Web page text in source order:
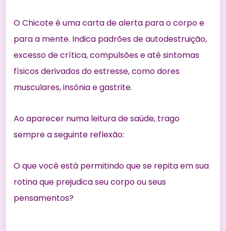
O Chicote é uma carta de alerta para o corpo e
para a mente. Indica padrões de autodestruição,
excesso de crítica, compulsões e até sintomas
físicos derivados do estresse, como dores
musculares, insônia e gastrite.
Ao aparecer numa leitura de saúde, trago
sempre a seguinte reflexão:
O que você está permitindo que se repita em sua
rotina que prejudica seu corpo ou seus
pensamentos?